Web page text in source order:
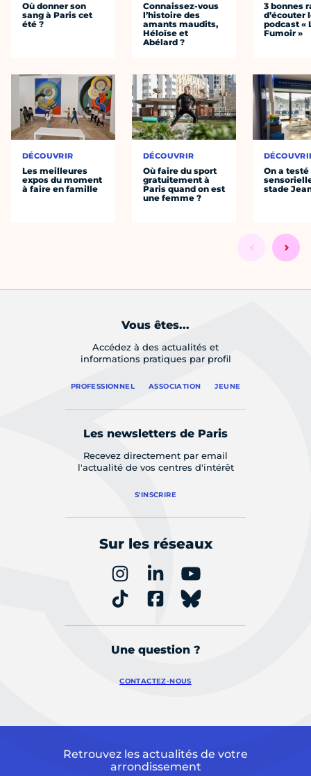
Où donner son
sang à Paris cet
été ?
DÉCOUVRIR
Les meilleures
expos du moment
à faire en famille
Connaissez-vous
l’histoire des
amants maudits,
Héloïse et
Abélard ?
DÉCOUVRIR
Où faire du sport
gratuitement à
Paris quand on est
une femme ?
3 bonnes
d’écouter
podcast «
Fumoir »
On a
stade
Vous êtes...
Accédez à des actualités et
informations pratiques par profil
PROFESSIONNEL ASSOCIATION JEUNE
Les newsletters de Paris
Recevez directement par email
l'actualité de vos centres d'intérêt
S'INSCRIRE
Sur les réseaux
Une question ?
CONTACTEZ-NOUS
Retrouvez les actualités de votre
arrondissement